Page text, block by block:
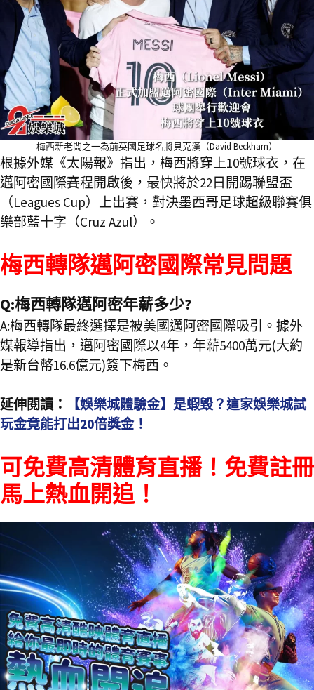
梅西新老闆之一為前英國足球名將貝克漢（David Beckham）
根據外媒《太陽報》指出，梅西將穿上10號球衣，在
邁阿密國際賽程開啟後，最快將於22日開踢聯盟盃
（Leagues Cup）上出賽，對決墨西哥足球超級聯賽俱
樂部藍十字（Cruz Azul）。
梅西轉隊邁阿密國際常見問題
Q:梅西轉隊邁阿密年薪多少?
A:梅西轉隊最終選擇是被美國邁阿密國際吸引。據外
媒報導指出，邁阿密國際以4年，年薪5400萬元(大約
是新台幣16.6億元)簽下梅西。
延伸閱讀：
【娛樂城體驗金】是蝦毀？這家娛樂城試
玩金竟能打出20倍獎金！
可免費高清體育直播！免費註冊
馬上熱血開追！